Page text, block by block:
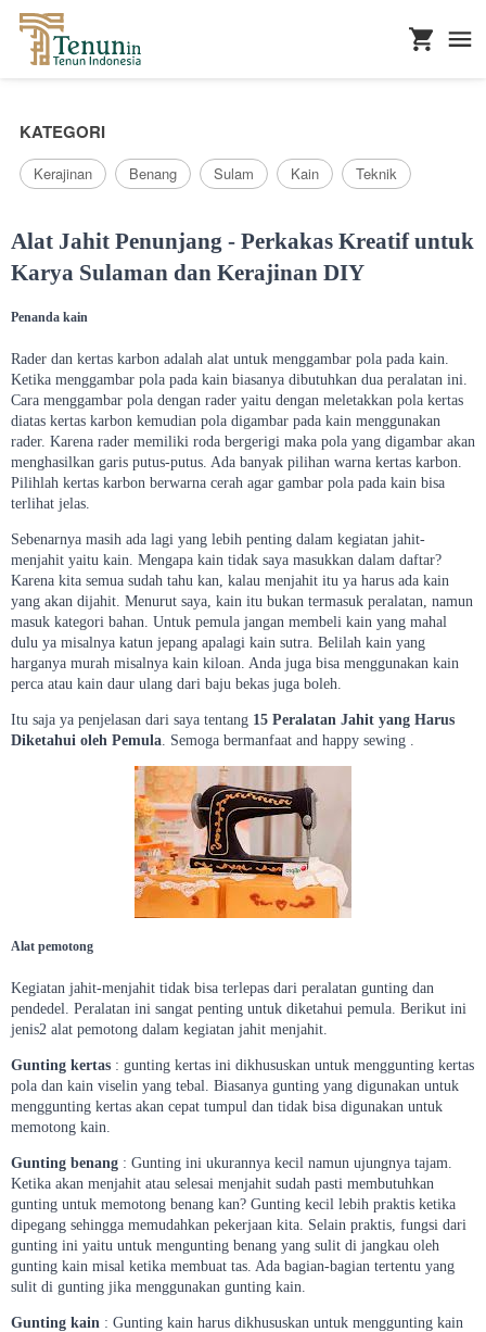
KATEGORI
Kerajinan Benang Sulam Kain Teknik
Alat Jahit Penunjang - Perkakas Kreatif untuk
Karya Sulaman dan Kerajinan DIY
Penanda kain
Rader dan kertas karbon adalah alat untuk menggambar pola pada kain.
Ketika menggambar pola pada kain biasanya dibutuhkan dua peralatan ini.
Cara menggambar pola dengan rader yaitu dengan meletakkan pola kertas
diatas kertas karbon kemudian pola digambar pada kain menggunakan
rader. Karena rader memiliki roda bergerigi maka pola yang digambar akan
menghasilkan garis putus-putus. Ada banyak pilihan warna kertas karbon.
Pilihlah kertas karbon berwarna cerah agar gambar pola pada kain bisa
terlihat jelas.
Sebenarnya masih ada lagi yang lebih penting dalam kegiatan jahit-
menjahit yaitu kain. Mengapa kain tidak saya masukkan dalam daftar?
Karena kita semua sudah tahu kan, kalau menjahit itu ya harus ada kain
yang akan dijahit. Menurut saya, kain itu bukan termasuk peralatan, namun
masuk kategori bahan. Untuk pemula jangan membeli kain yang mahal
dulu ya misalnya katun jepang apalagi kain sutra. Belilah kain yang
harganya murah misalnya kain kiloan. Anda juga bisa menggunakan kain
perca atau kain daur ulang dari baju bekas juga boleh.
Itu saja ya penjelasan dari saya tentang 15 Peralatan Jahit yang Harus
Diketahui oleh Pemula . Semoga bermanfaat and happy sewing .
Alat pemotong
Kegiatan jahit-menjahit tidak bisa terlepas dari peralatan gunting dan
pendedel. Peralatan ini sangat penting untuk diketahui pemula. Berikut ini
jenis2 alat pemotong dalam kegiatan jahit menjahit.
Gunting kertas : gunting kertas ini dikhususkan untuk menggunting kertas
pola dan kain viselin yang tebal. Biasanya gunting yang digunakan untuk
menggunting kertas akan cepat tumpul dan tidak bisa digunakan untuk
memotong kain.
Gunting benang : Gunting ini ukurannya kecil namun ujungnya tajam.
Ketika akan menjahit atau selesai menjahit sudah pasti membutuhkan
gunting untuk memotong benang kan? Gunting kecil lebih praktis ketika
dipegang sehingga memudahkan pekerjaan kita. Selain praktis, fungsi dari
gunting ini yaitu untuk mengunting benang yang sulit di jangkau oleh
gunting kain misal ketika membuat tas. Ada bagian-bagian tertentu yang
sulit di gunting jika menggunakan gunting kain.
Gunting kain : Gunting kain harus dikhususkan untuk menggunting kain